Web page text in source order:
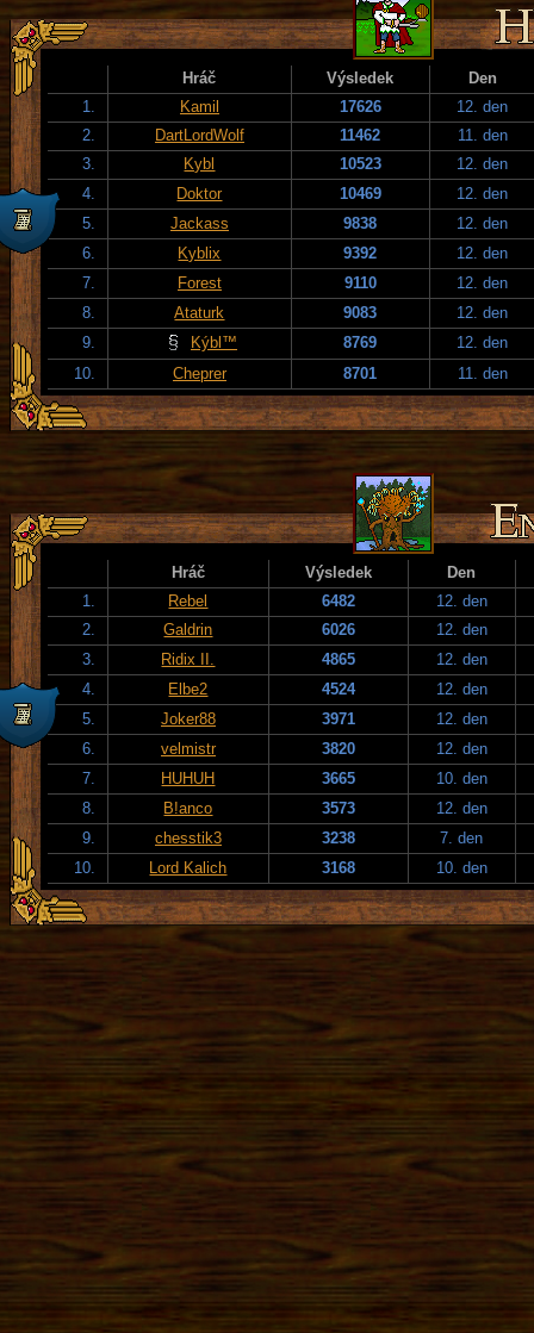
Hráč Výsledek
Den
1.
Kamil 17626
12. den
2.
DartLordWolf 11462
11. den
3.
Kybl 10523
12. den
4.
Doktor 10469
12. den
5.
Jackass 9838
12. den
6.
Kyblix 9392
12. den
7.
Forest 9110
12. den
8.
Ataturk 9083
12. den
9.
Kýbl™ 8769
12. den
10.
Cheprer 8701 11. den
Hráč Výsledek
Den
1.
Rebel 6482
12. den
2.
Galdrin 6026
12. den
3.
Ridix II. 4865
12. den
4.
Elbe2 4524
12. den
5.
Joker88 3971
12. den
6.
velmistr 3820
12. den
7.
HUHUH 3665
10. den
8.
B!anco 3573
12. den
9.
chesstik3 3238
7. den
10.
Lord Kalich 3168 10. den